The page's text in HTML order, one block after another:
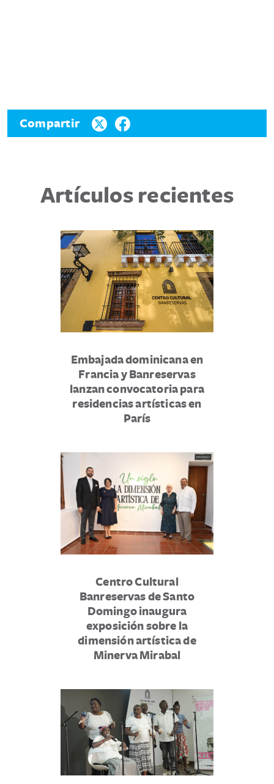
Compartir
Artículos recientes
Embajada dominicana en
Francia y Banreservas
lanzan convocatoria para
residencias artísticas en
París
Centro Cultural
Banreservas de Santo
Domingo inaugura
exposición sobre la
dimensión artística de
Minerva Mirabal